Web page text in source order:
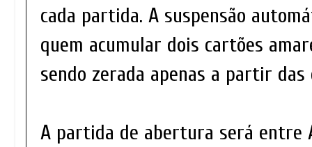
cada partida. A suspensão
quem acumular dois cartões
sendo zerada apenas a partir
A partida de abertura será entre